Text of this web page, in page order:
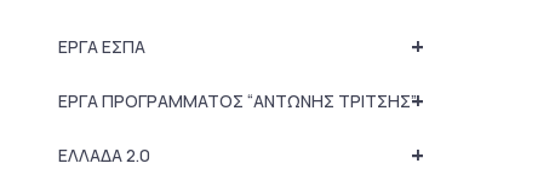
+
ΕΡΓΑ ΕΣΠΑ
+
ΕΡΓΑ ΠΡΟΓΡΑΜΜΑΤΟΣ “ΑΝΤΩΝΗΣ ΤΡΙΤΣΗΣ”
+
ΕΛΛΑΔΑ 2.0